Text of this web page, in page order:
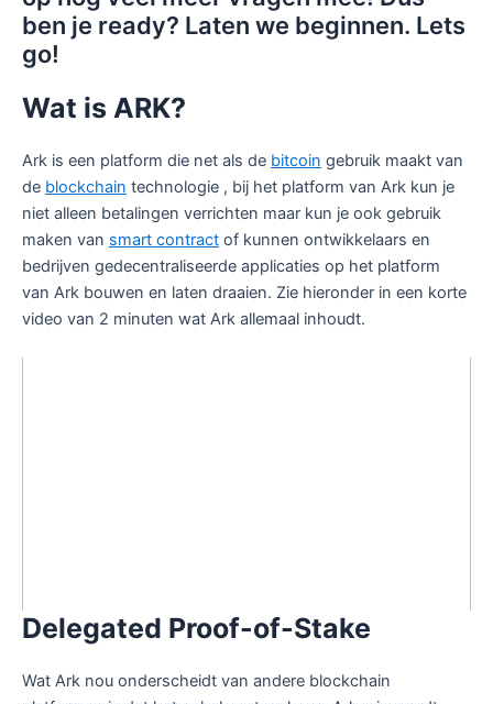
ben je ready? Laten we beginnen. Lets
go!
Wat is ARK?
Ark is een platform die net als de bitcoin gebruik maakt van
de blockchain technologie , bij het platform van Ark kun je
niet alleen betalingen verrichten maar kun je ook gebruik
maken van smart contract of kunnen ontwikkelaars en
bedrijven gedecentraliseerde applicaties op het platform
van Ark bouwen en laten draaien. Zie hieronder in een korte
video van 2 minuten wat Ark allemaal inhoudt.
Delegated Proof-of-Stake
Wat Ark nou onderscheidt van andere blockchain